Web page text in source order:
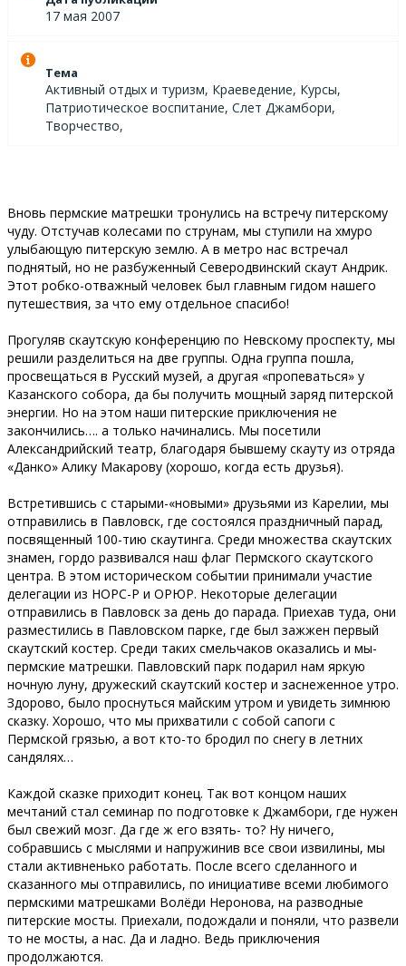
17 мая 2007
Тема
Активный отдых и туризм, Краеведение, Курсы,
Патриотическое воспитание, Слет Джамбори,
Творчество,
Вновь пермские матрешки тронулись на встречу питерскому
чуду. Отстучав колесами по струнам, мы ступили на хмуро
улыбающую питерскую землю. А в метро нас встречал
поднятый, но не разбуженный Северодвинский скаут Андрик.
Этот робко-отважный человек был главным гидом нашего
путешествия, за что ему отдельное спасибо!
Прогуляв скаутскую конференцию по Невскому проспекту, мы
решили разделиться на две группы. Одна группа пошла,
просвещаться в Русский музей, а другая «пропеваться» у
Казанского собора, да бы получить мощный заряд питерской
энергии. Но на этом наши питерские приключения не
закончились…. а только начинались. Мы посетили
Александрийский театр, благодаря бывшему скауту из отряда
«Данко» Алику Макарову (хорошо, когда есть друзья).
Встретившись с старыми-«новыми» друзьями из Карелии, мы
отправились в Павловск, где состоялся праздничный парад,
посвященный 100-тию скаутинга. Среди множества скаутских
знамен, гордо развивался наш флаг Пермского скаутского
центра. В этом историческом событии принимали участие
делегации из НОРС-Р и ОРЮР. Некоторые делегации
отправились в Павловск за день до парада. Приехав туда, они
разместились в Павловском парке, где был зажжен первый
скаутский костер. Среди таких смельчаков оказались и мы-
пермские матрешки. Павловский парк подарил нам яркую
ночную луну, дружеский скаутский костер и заснеженное утро.
Здорово, было проснуться майским утром и увидеть зимнюю
сказку. Хорошо, что мы прихватили с собой сапоги с
Пермской грязью, а вот кто-то бродил по снегу в летних
сандялях…
Каждой сказке приходит конец. Так вот концом наших
мечтаний стал семинар по подготовке к Джамбори, где нужен
был свежий мозг. Да где ж его взять- то? Ну ничего,
собравшись с мыслями и напружинив все свои извилины, мы
стали активненько работать. После всего сделанного и
сказанного мы отправились, по инициативе всеми любимого
пермскими матрешками Волёди Неронова, на разводные
питерские мосты. Приехали, подождали и поняли, что развели
то не мосты, а нас. Да и ладно. Ведь приключения
продолжаются.